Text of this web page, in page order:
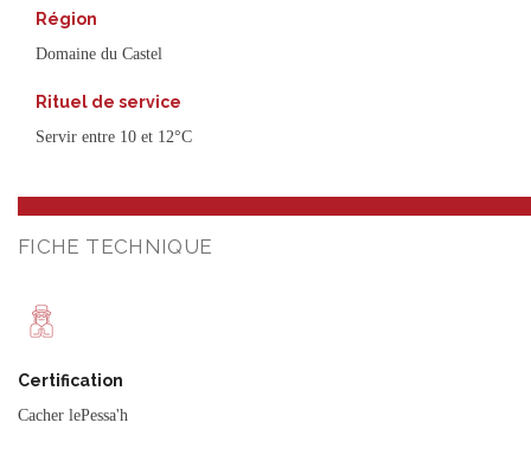
Région
Domaine du Castel
Rituel de service
Servir entre 10 et 12°C
FICHE TECHNIQUE
Certification
Cacher lePessa'h